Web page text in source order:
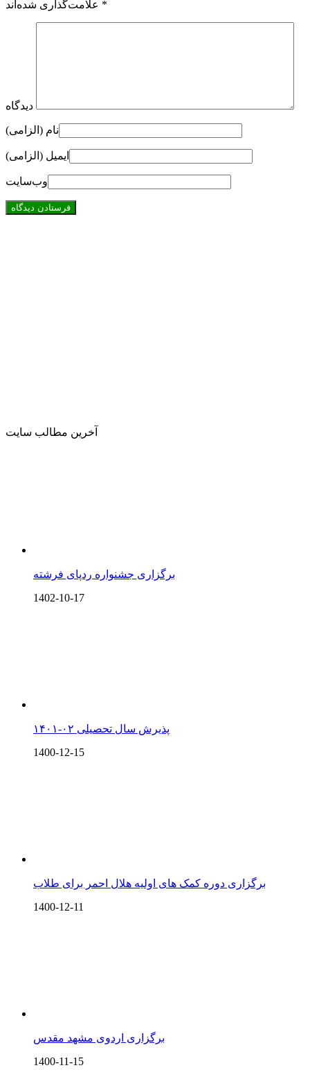
*
دیدگاه
نام (الزامی)
ایمیل (الزامی)
وب‌سایت
آخرین مطالب سایت
برگزاری جشنواره ردپای فرشته
1402-10-17
پذیرش سال تحصیلی ۰۲-۱۴۰۱
1400-12-15
برگزاری دوره کمک های اولیه هلال احمر برای طلاب
1400-12-11
برگزاری اردوی مشهد مقدس
1400-11-15